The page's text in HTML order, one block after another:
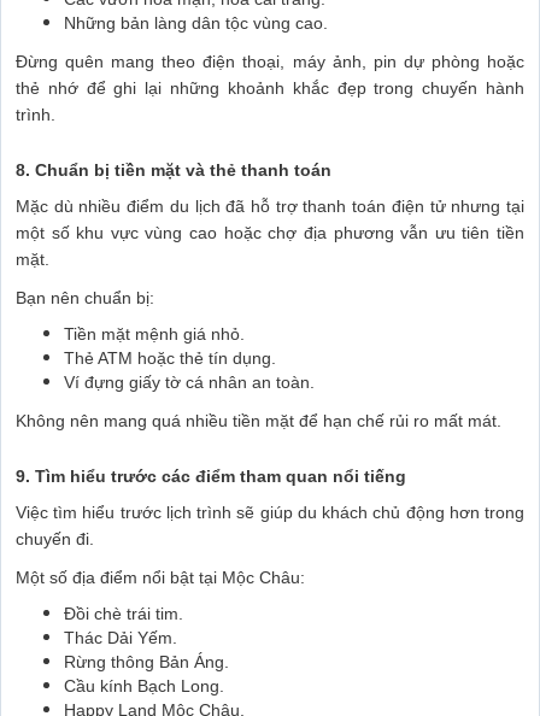
Những bản làng dân tộc vùng cao.
Đừng quên mang theo điện thoại, máy ảnh, pin dự phòng hoặc
thẻ nhớ để ghi lại những khoảnh khắc đẹp trong chuyến hành
trình.
8. Chuẩn bị tiền mặt và thẻ thanh toán
Mặc dù nhiều điểm du lịch đã hỗ trợ thanh toán điện tử nhưng tại
một số khu vực vùng cao hoặc chợ địa phương vẫn ưu tiên tiền
mặt.
Bạn nên chuẩn bị:
Tiền mặt mệnh giá nhỏ.
Thẻ ATM hoặc thẻ tín dụng.
Ví đựng giấy tờ cá nhân an toàn.
Không nên mang quá nhiều tiền mặt để hạn chế rủi ro mất mát.
9. Tìm hiểu trước các điểm tham quan nổi tiếng
Việc tìm hiểu trước lịch trình sẽ giúp du khách chủ động hơn trong
chuyến đi.
Một số địa điểm nổi bật tại Mộc Châu:
Đồi chè trái tim.
Thác Dải Yếm.
Rừng thông Bản Áng.
Cầu kính Bạch Long.
Happy Land Mộc Châu.